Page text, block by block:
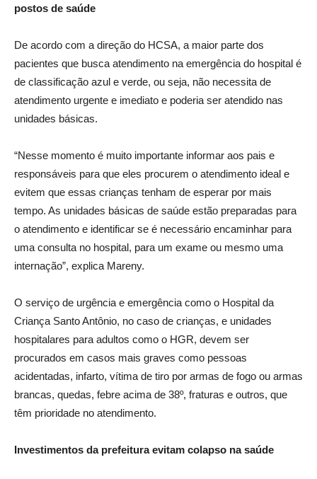
postos de saúde
De acordo com a direção do HCSA, a maior parte dos
pacientes que busca atendimento na emergência do hospital é
de classificação azul e verde, ou seja, não necessita de
atendimento urgente e imediato e poderia ser atendido nas
unidades básicas.
“Nesse momento é muito importante informar aos pais e
responsáveis para que eles procurem o atendimento ideal e
evitem que essas crianças tenham de esperar por mais
tempo. As unidades básicas de saúde estão preparadas para
o atendimento e identificar se é necessário encaminhar para
uma consulta no hospital, para um exame ou mesmo uma
internação”, explica Mareny.
O serviço de urgência e emergência como o Hospital da
Criança Santo Antônio, no caso de crianças, e unidades
hospitalares para adultos como o HGR, devem ser
procurados em casos mais graves como pessoas
acidentadas, infarto, vítima de tiro por armas de fogo ou armas
brancas, quedas, febre acima de 38º, fraturas e outros, que
têm prioridade no atendimento.
Investimentos da prefeitura evitam colapso na saúde